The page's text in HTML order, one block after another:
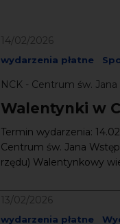
14/02/2026
wydarzenia płatne
NCK - Centrum św. Jana
Walentynki w
Termin wydarzenia:
Centrum św. Jana
rzędu) Walentynkowy
13/02/2026
wydarzenia płatne